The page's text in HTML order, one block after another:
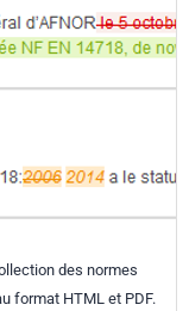
des normes
format HTML et PDF.